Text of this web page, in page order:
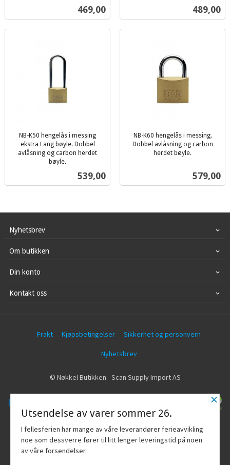
Pris
469,00 Pris
489,00
NB-K50 hengelås i messing
ekstra Lang bøyle. Dobbel
avlåsning og carbon herdet
bøyle.
Pris
539,00
NB-K60 hengelås i messing.
Dobbel avlåsning og carbon
herdet bøyle.
Pris
579,00
Nyhetsbrev
Om butikken
Din konto
Kontakt oss
Frakt Kjøpsbetingelser Sikkerhet og personvern
Nyhetsbrev
© Nøkkel Butikken - Scan Supply Import AS
Vår nettbutikk bruker cookies slik at du
får en bedre kjøpsopplevelse og vi kan
yte deg bedre service. Vi bruker cookies
hovedsaklig til å lagre
×
Utsendelse av varer sommer 26.
I fellesferien har mange av våre leverandører ferieavvikling
noe som dessverre fører til litt lenger leveringstid på noen
av våre forsendelser.